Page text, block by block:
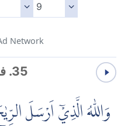
Network
35. فاطر آیه 9
وَاللّٰهُ الَّذِيْٓ اَرْسَلَ